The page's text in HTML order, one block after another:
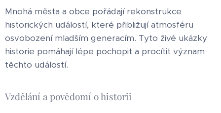
Mnohá města a obce pořádají rekonstrukce
historických událostí, které přibližují atmosféru
osvobození mladším generacím. Tyto živé ukázky
historie pomáhají lépe pochopit a procítit význam
těchto událostí.
Vzdělání a povědomí o historii